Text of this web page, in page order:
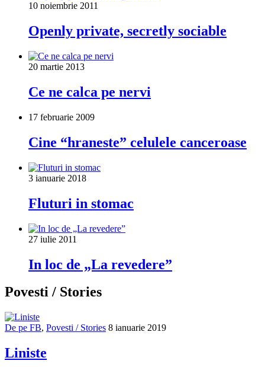
10 noiembrie 2011
Openly private, secretly sociable
20 martie 2013
Ce ne calca pe nervi
17 februarie 2009
Cine “hraneste” celulele canceroase
3 ianuarie 2018
Fluturi in stomac
27 iulie 2011
In loc de „La revedere”
Povesti / Stories
De pe FB, Povesti / Stories 8 ianuarie 2019
Liniste